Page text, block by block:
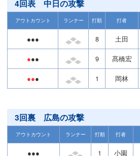
4回表 中日の攻撃
アウトカウント ランナー 打順 打者
●●● 8 土田
●●● 9 髙橋宏
●●● 1 岡林
3回裏 広島の攻撃
アウトカウント ランナー 打順 打者
●●● 1 小園